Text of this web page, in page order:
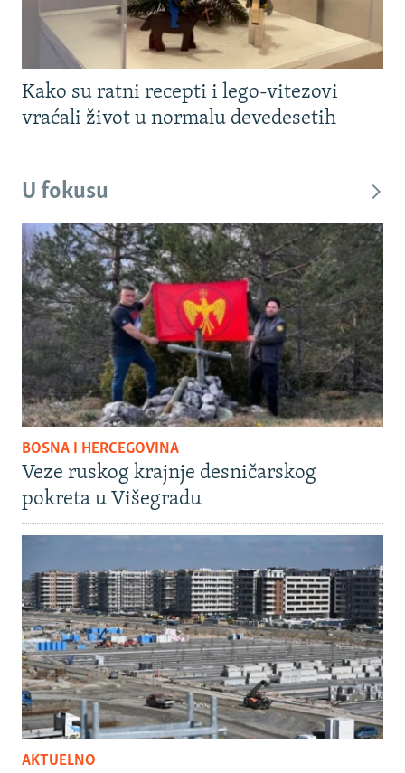
Kako su ratni recepti i lego-vitezovi
vraćali život u normalu devedesetih
U fokusu
BOSNA I HERCEGOVINA
Veze ruskog krajnje desničarskog
pokreta u Višegradu
AKTUELNO